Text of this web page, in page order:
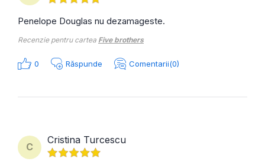
Penelope Douglas nu dezamageste.
Recenzie pentru cartea Five brothers
0 Răspunde Comentarii(0)
C
Cristina Turcescu